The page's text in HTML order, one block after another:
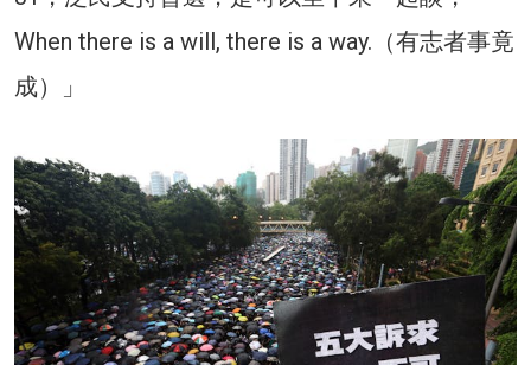
When there is a will, there is a way.（有志者事竟
成）」